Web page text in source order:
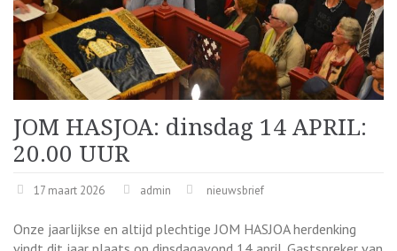
JOM HASJOA: dinsdag 14 APRIL:
20.00 UUR
17 maart 2026 admin nieuwsbrief
Onze jaarlijkse en altijd plechtige JOM HASJOA herdenking